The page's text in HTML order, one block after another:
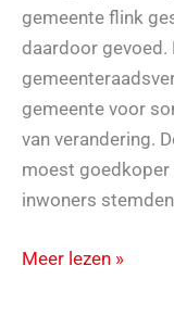
gemeente flink
daardoor gevoed.
gemeente voor
van verandering.
moest goedkoper
inwoners
Wat
Meer lezen »